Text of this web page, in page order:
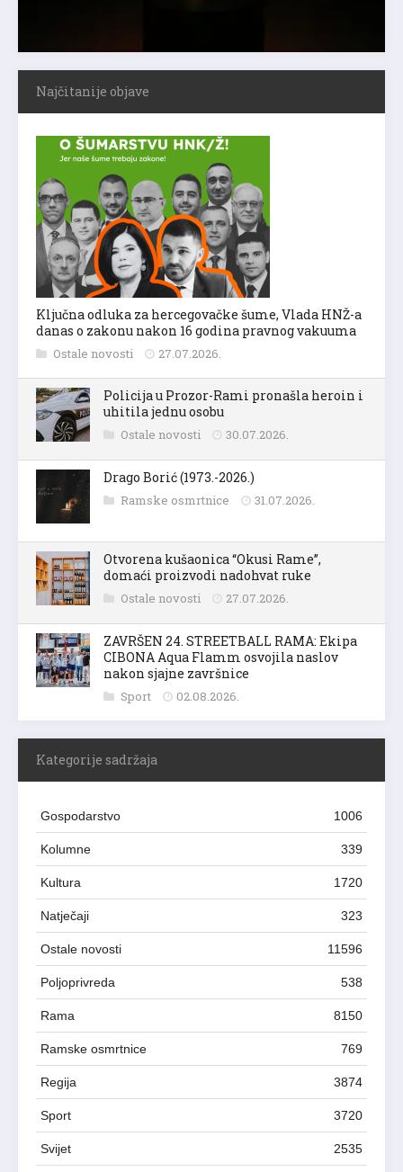
Najčitanije objave
Ključna odluka za hercegovačke šume, Vlada HNŽ-a
danas o zakonu nakon 16 godina pravnog vakuuma
Ostale novosti 27.07.2026.
Policija u Prozor-Rami pronašla heroin i
uhitila jednu osobu
Ostale novosti 30.07.2026.
Drago Borić (1973.-2026.)
Ramske osmrtnice 31.07.2026.
Otvorena kušaonica “Okusi Rame”,
domaći proizvodi nadohvat ruke
Ostale novosti 27.07.2026.
ZAVRŠEN 24. STREETBALL RAMA: Ekipa
CIBONA Aqua Flamm osvojila naslov
nakon sjajne završnice
Sport 02.08.2026.
Kategorije sadržaja
Gospodarstvo 1006
Kolumne 339
Kultura 1720
Natječaji 323
Ostale novosti 11596
Poljoprivreda 538
Rama 8150
Ramske osmrtnice 769
Regija 3874
Sport 3720
Svijet 2535